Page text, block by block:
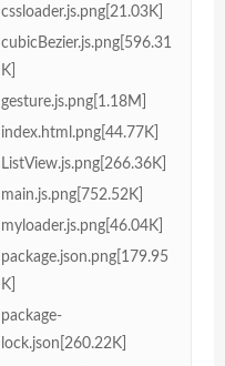
cssloader.js.png[21.03K]
cubicBezier.js.png[596.31
K]
gesture.js.png[1.18M]
index.html.png[44.77K]
ListView.js.png[266.36K]
main.js.png[752.52K]
myloader.js.png[46.04K]
package.json.png[179.95
K]
package-
lock.json[260.22K]